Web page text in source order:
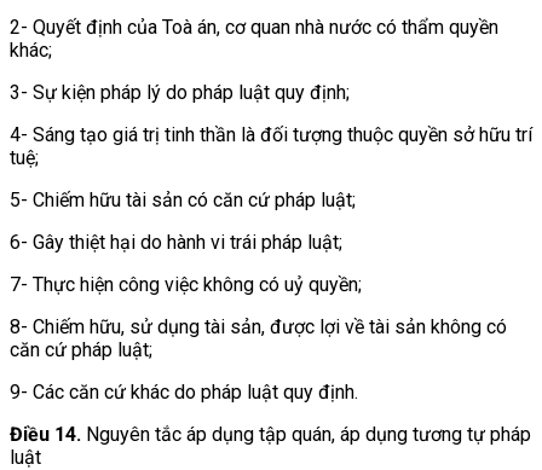
2- Quyết định của Toà án, cơ quan nhà nước có thẩm quyền
khác;
3- Sự kiện pháp lý do pháp luật quy định;
4- Sáng tạo giá trị tinh thần là đối tượng thuộc quyền sở hữu trí
tuệ;
5- Chiếm hữu tài sản có căn cứ pháp luật;
6- Gây thiệt hại do hành vi trái pháp luật;
7- Thực hiện công việc không có uỷ quyền;
8- Chiếm hữu, sử dụng tài sản, được lợi về tài sản không có
căn cứ pháp luật;
9- Các căn cứ khác do pháp luật quy định.
Điều 14. Nguyên tắc áp dụng tập quán, áp dụng tương tự pháp
luật